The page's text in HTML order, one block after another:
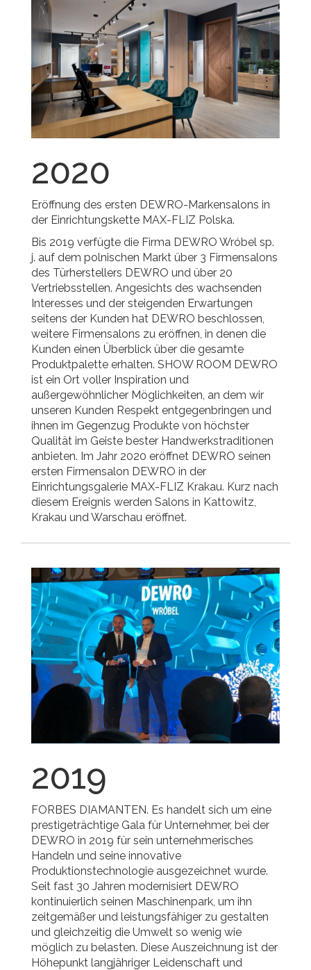
2020
Eröffnung des ersten DEWRO-Markensalons in
der Einrichtungskette MAX-FLIZ Polska.
Bis 2019 verfügte die Firma DEWRO Wróbel sp.
j. auf dem polnischen Markt über 3 Firmensalons
des Türherstellers DEWRO und über 20
Vertriebsstellen. Angesichts des wachsenden
Interesses und der steigenden Erwartungen
seitens der Kunden hat DEWRO beschlossen,
weitere Firmensalons zu eröffnen, in denen die
Kunden einen Überblick über die gesamte
Produktpalette erhalten. SHOW ROOM DEWRO
ist ein Ort voller Inspiration und
außergewöhnlicher Möglichkeiten, an dem wir
unseren Kunden Respekt entgegenbringen und
ihnen im Gegenzug Produkte von höchster
Qualität im Geiste bester Handwerkstraditionen
anbieten. Im Jahr 2020 eröffnet DEWRO seinen
ersten Firmensalon DEWRO in der
Einrichtungsgalerie MAX-FLIZ Krakau. Kurz nach
diesem Ereignis werden Salons in Kattowitz,
Krakau und Warschau eröffnet.
2019
FORBES DIAMANTEN. Es handelt sich um eine
prestigeträchtige Gala für Unternehmer, bei der
DEWRO in 2019 für sein unternehmerisches
Handeln und seine innovative
Produktionstechnologie ausgezeichnet wurde.
Seit fast 30 Jahren modernisiert DEWRO
kontinuierlich seinen Maschinenpark, um ihn
zeitgemäßer und leistungsfähiger zu gestalten
und gleichzeitig die Umwelt so wenig wie
möglich zu belasten. Diese Auszeichnung ist der
Höhepunkt langjähriger Leidenschaft und